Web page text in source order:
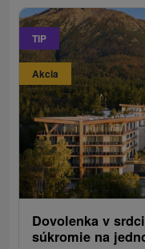
TIP
Akcia
Dovolenka v
súkromie na